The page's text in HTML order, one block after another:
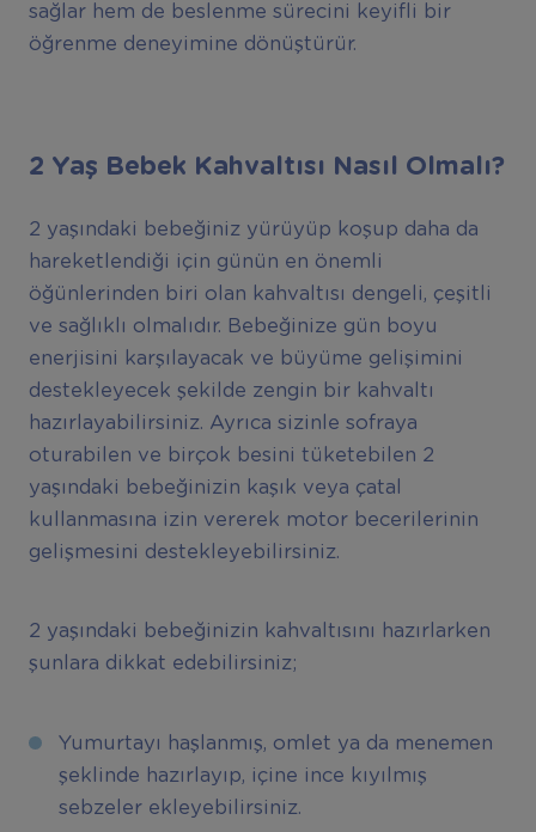
sağlar hem de beslenme sürecini keyifli bir
öğrenme deneyimine dönüştürür.
2 Yaş Bebek Kahvaltısı Nası l Olmal ı?
2 yaşındaki bebeğiniz yürüyüp koşup daha da
hareketlendiği için günün en önemli
öğünlerinden biri olan kahvaltısı dengeli, çeşitli
ve sağlıklı olmalıdır. Bebeğinize gün boyu
enerjisini karşılayacak ve büyüme gelişimini
destekleyecek şekilde zengin bir kahvaltı
hazırlayabilirsiniz. Ayrıca sizinle sofraya
oturabilen ve birçok besini tüketebilen 2
yaşındaki bebeğinizin kaşık veya çatal
kullanmasına izin vererek motor becerilerinin
gelişmesini destekleyebilirsiniz.
2 yaşındaki bebeğinizin kahvaltısını hazırlarken
şunlara dikkat edebilirsiniz;
Yumurtayı haşlanmış, omlet ya da menemen
şeklinde hazırlayıp, içine ince kıyılmış
sebzeler ekleyebilirsiniz.